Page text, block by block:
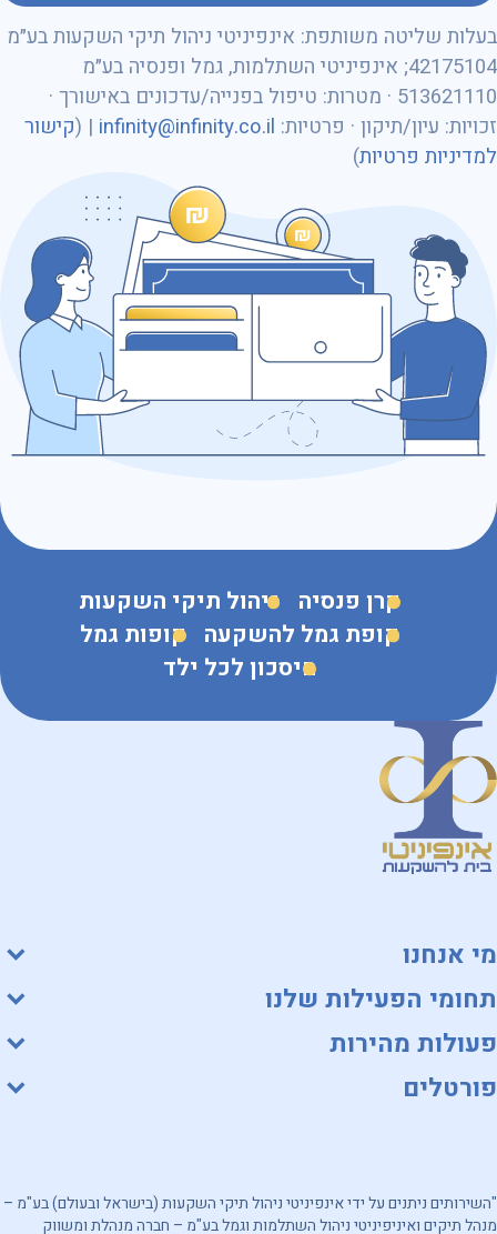
מספר ת״ז
כתובת דוא״ל
נושא הפנייה
בעלות שליטה משותפת: אינפיניטי ניהול תיקי השקעות בע״מ
42175104; אינפיניטי השתלמות, גמל ופנסיה בע״מ
513621110 · מטרות: טיפול בפנייה/עדכונים באישורך ·
זכויות: עיון/תיקון · פרטיות: infinity@infinity.co.il
| (קישור
למדיניות פרטיות)
קרן פנסיה ניהול תיקי השקעות
קופת גמל להשקעה קופות גמל
חיסכון לכל ילד
מי אנחנו
תחומי הפעילות שלנו
פעולות מהירות
פורטלים
"השירותים ניתנים על ידי אינפיניטי ניהול תיקי השקעות (בישראל ובעולם) בע"מ –
מנהל תיקים ואיניפיניטי ניהול השתלמות וגמל בע"מ – חברה מנהלת ומשווק